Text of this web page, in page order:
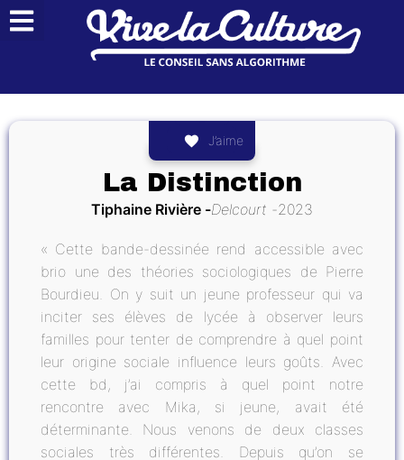
J’aime
La Distinction
Tiphaine Rivière Delcourt 2023
« Cette bande-dessinée rend accessible avec
brio une des théories sociologiques de Pierre
Bourdieu. On y suit un jeune professeur qui va
inciter ses élèves de lycée à observer leurs
familles pour tenter de comprendre à quel point
leur origine sociale influence leurs goûts. Avec
cette bd, j’ai compris à quel point notre
rencontre avec Mika, si jeune, avait été
déterminante. Nous venons de deux classes
sociales très différentes. Depuis qu’on se